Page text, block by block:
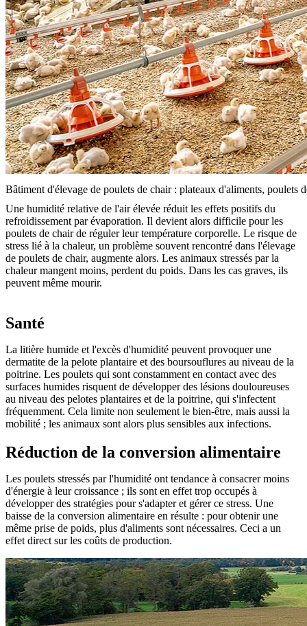
Bâtiment d'élevage de poulets de chair : plateaux d'aliments, poulets
Une humidité relative de l'air élevée réduit les effets positifs du
refroidissement par évaporation. Il devient alors difficile pour les
poulets de chair de réguler leur température corporelle. Le risque de
stress lié à la chaleur, un problème souvent rencontré dans l'élevage
de poulets de chair, augmente alors. Les animaux stressés par la
chaleur mangent moins, perdent du poids. Dans les cas graves, ils
peuvent même mourir.
Santé
La litière humide et l'excès d'humidité peuvent provoquer une
dermatite de la pelote plantaire et des boursouflures au niveau de la
poitrine. Les poulets qui sont constamment en contact avec des
surfaces humides risquent de développer des lésions douloureuses
au niveau des pelotes plantaires et de la poitrine, qui s'infectent
fréquemment. Cela limite non seulement le bien-être, mais aussi la
mobilité ; les animaux sont alors plus sensibles aux infections.
Réduction de la conversion alimentaire
Les poulets stressés par l'humidité ont tendance à consacrer moins
d'énergie à leur croissance ; ils sont en effet trop occupés à
développer des stratégies pour s'adapter et gérer ce stress. Une
baisse de la conversion alimentaire en résulte : pour obtenir une
même prise de poids, plus d'aliments sont nécessaires. Ceci a un
effet direct sur les coûts de production.